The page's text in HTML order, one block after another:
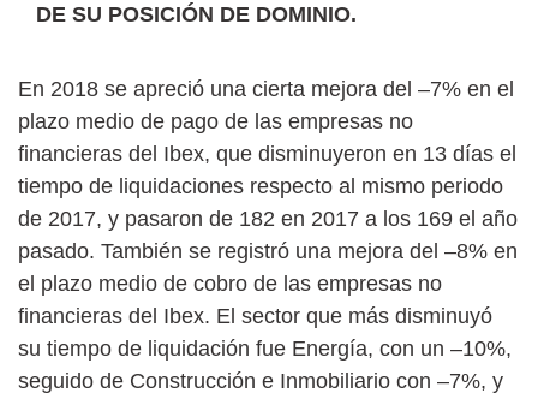
DE SU POSICIÓN DE DOMINIO.
En 2018 se apreció una cierta mejora del –7% en el
plazo medio de pago de las empresas no
financieras del Ibex, que disminuyeron en 13 días el
tiempo de liquidaciones respecto al mismo periodo
de 2017, y pasaron de 182 en 2017 a los 169 el año
pasado. También se registró una mejora del –8% en
el plazo medio de cobro de las empresas no
financieras del Ibex. El sector que más disminuyó
su tiempo de liquidación fue Energía, con un –10%,
seguido de Construcción e Inmobiliario con –7%, y